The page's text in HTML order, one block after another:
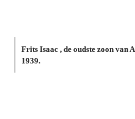
Frits Isaac , de oudste zoon van
1939.